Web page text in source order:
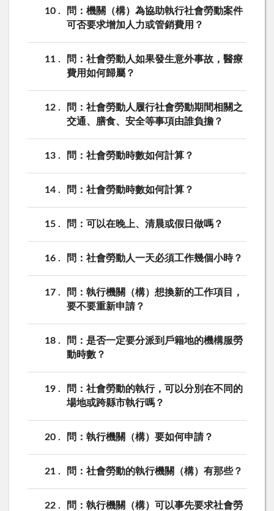
10
問：機關（構）為協助執行社會勞動案件
可否要求增加人力或管銷費用？
11
問：社會勞動人如果發生意外事故，醫療
費用如何歸屬？
12
問：社會勞動人履行社會勞動期間相關之
交通、膳食、安全等事項由誰負擔？
13 問：社會勞動時數如何計算？
14 問：社會勞動時數如何計算？
15 問：可以在晚上、清晨或假日做嗎？
16 問：社會勞動人一天必須工作幾個小時？
17
問：執行機關（構）想換新的工作項目，
要不要重新申請？
18
問：是否一定要分派到戶籍地的機構服勞
動時數？
19
問：社會勞動的執行，可以分別在不同的
場地或跨縣市執行嗎？
20 問：執行機關（構）要如何申請？
21 問：社會勞動的執行機關（構）有那些？
22
問：執行機關（構）可以事先要求社會勞